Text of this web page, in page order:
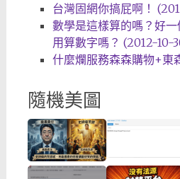
台灣固網你搞屁啊！
數學是這樣算的嗎？好
用算數字嗎？ (2012-10-
什麼爛服務森森購物+東
隨機美圖